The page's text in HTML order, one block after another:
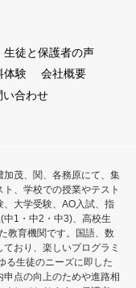
生徒と保護者の声
体験
会社概要
い合わせ
茂、関、各務原にて、集
、学校での授業やテスト
大学受験、AO入試、指
中1・中2・中3)、高校生
教育機関です。国語、数
おり、楽しいプログラミ
る生徒のニーズに即した
点の向上のためや進路相